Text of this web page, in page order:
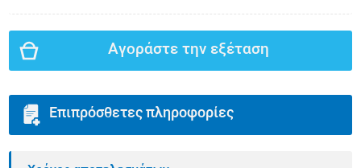
Αγοράστε την εξέταση
Επιπρόσθετες πληροφορίες